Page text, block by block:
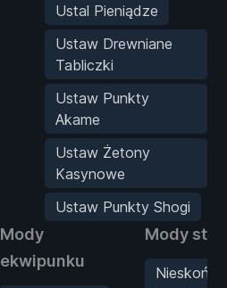
Ustal Pieniądze
Ustaw Drewniane
Tabliczki
Ustaw Punkty
Akame
Ustaw Żetony
Kasynowe
Ustaw Punkty Shogi
Mody
ekwipunku
Mody